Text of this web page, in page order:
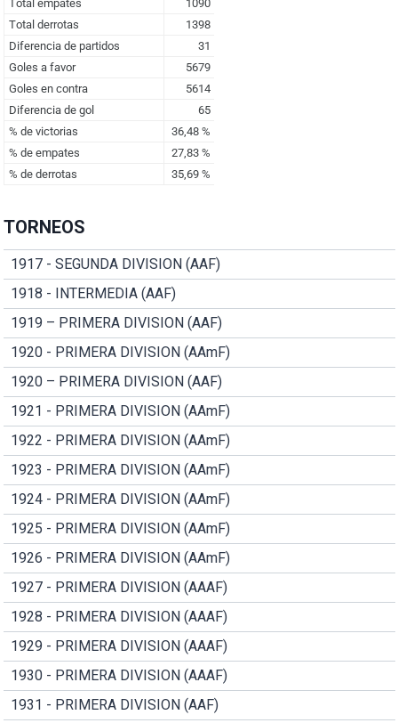
TORNEOS
1917 - SEGUNDA DIVISION (AAF)
1918 - INTERMEDIA (AAF)
1919 – PRIMERA DIVISION (AAF)
1920 - PRIMERA DIVISION (AAmF)
1920 – PRIMERA DIVISION (AAF)
1921 - PRIMERA DIVISION (AAmF)
1922 - PRIMERA DIVISION (AAmF)
1923 - PRIMERA DIVISION (AAmF)
1924 - PRIMERA DIVISION (AAmF)
1925 - PRIMERA DIVISION (AAmF)
1926 - PRIMERA DIVISION (AAmF)
1927 - PRIMERA DIVISION (AAAF)
1928 - PRIMERA DIVISION (AAAF)
1929 - PRIMERA DIVISION (AAAF)
1930 - PRIMERA DIVISION (AAAF)
1931 - PRIMERA DIVISION (AAF)